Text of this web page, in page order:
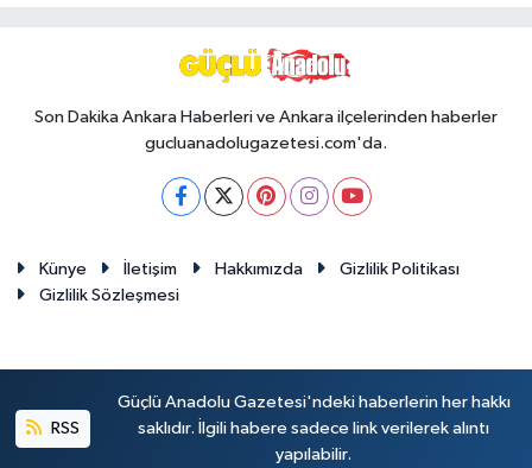
Son Dakika Ankara Haberleri ve Ankara ilçelerinden haberler
gucluanadolugazetesi.com'da.
Künye İletişim Hakkımızda
Gizlilik Politikası
Gizlilik Sözleşmesi
RSS
Güçlü Anadolu Gazetesi'ndeki haberlerin her hakkı
saklıdır. İlgili habere sadece link verilerek alıntı
yapılabilir.